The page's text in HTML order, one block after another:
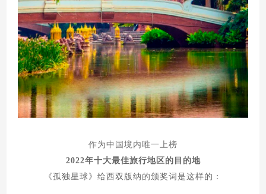
作为中国境内唯一上榜
2022年十大最佳旅行地区的目的地
《孤独星球》给西双版纳的颁奖词是这样的：